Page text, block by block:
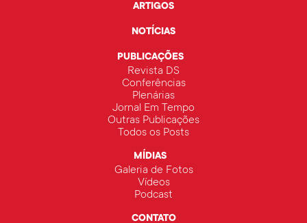
ARTIGOS
NOTÍCIAS
PUBLICAÇÕES
Revista DS
Conferências
Plenárias
Jornal Em Tempo
Outras Publicações
Todos os Posts
MÍDIAS
Galeria de Fotos
Vídeos
Podcast
CONTATO